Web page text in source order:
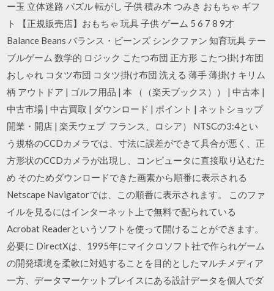
ー玉 立体迷路 パズル 転がし 子供 積み木 つみき おもちゃ ギフ
ト 【正規販売店】おもちゃ 玩具 子供 ゲーム 5 6 7 8 9才
Balance Beans バランス・ビーンズ シンクファン 知育玩具 テー
ブルゲーム 数学的 ロジック こたつ布団 正方形 こたつ掛け布団
おしゃれ コタツ布団 コタツ掛け布団 洗える 薄手 薄掛け キリム
柄 アウトドア | ゴルフ用品 | 本 （（楽天ブックス）） | 中古本 |
中古市場 | 中古買取 | ダウンロード | ポイント | ネットショップ
開業・開店 | 楽天ウェブ フランス、ロシア） NTSCの3:4とい
う規格のCCDカメラでは、寸法に誤差ができて具合が悪く、正
方形状のCCDカメラが出現し、コンピュータに直接取り込むた
め そのためダウンロードできた画素から順番に表示される
Netscape Navigatorでは、この順番に表示されます。 このファ
イルを見るにはインターネット上で無料で配られている
Acrobat Readerというソフトを使って開けることができます。
必要に DirectXは、1995年にマイクロソフト社で作られゲーム
の開発環境を柔軟に対処することを目的としたマルチメディア
一方、データマーケットプレイスにある設計データを個人でダ